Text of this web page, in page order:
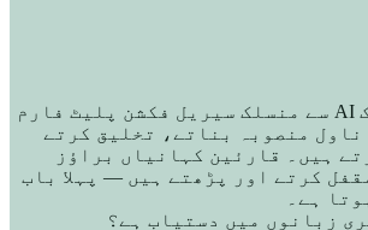
Novelmint ایک AI سے منسلک سیریل فکشن پلیٹ فارم
ناول منصوبہ بناتے، تخلیق کرتے
ہیں۔ قارئین کہانیاں براؤز
کرتے اور پڑھتے ہیں — پہلا باب
ہے۔